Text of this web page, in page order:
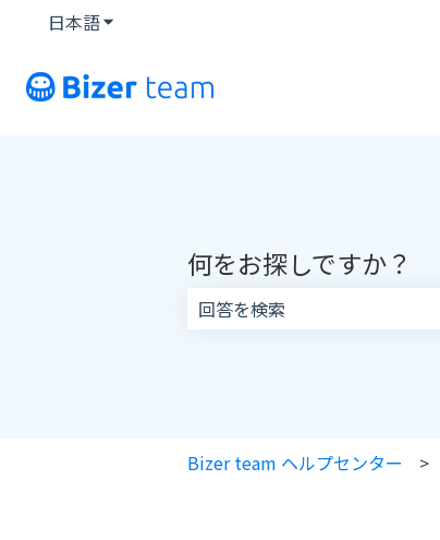
日本語翻訳のサブメニューを表示
何をお探しですか？
Bizer team ヘルプセンター